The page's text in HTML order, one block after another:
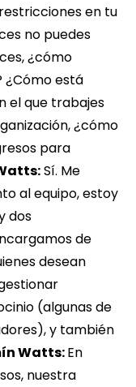
en tu
no puedes
¿cómo
¿Cómo está
el que trabajes
¿cómo
para
Sí. Me
al equipo, estoy
dos
de
desean
(algunas de
y también
Watts:En
nuestra